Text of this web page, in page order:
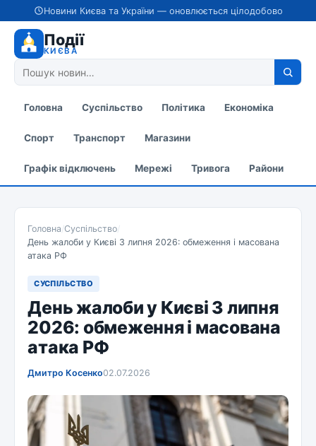
Новини Києва та України — оновлюється цілодобово
Події
КИЄВА
Головна Суспільство Політика Економіка
Спорт Транспорт Магазини
Графік відключень Мережі Тривога Райони
Головна/Суспільство/
День жалоби у Києві 3 липня 2026: обмеження і масована
атака РФ
СУСПІЛЬСТВО
День жалоби у Києві 3 липня
2026: обмеження і масована
атака РФ
Дмитро Косенко02.07.2026